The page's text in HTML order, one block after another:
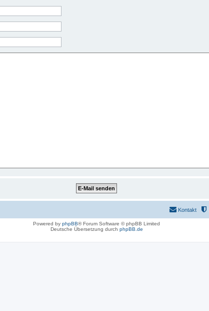
Kontakt
Powered by phpBB® Forum Software © phpBB Limited
Deutsche Übersetzung durch phpBB.de